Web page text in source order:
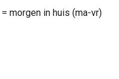
= morgen in huis (ma-vr)